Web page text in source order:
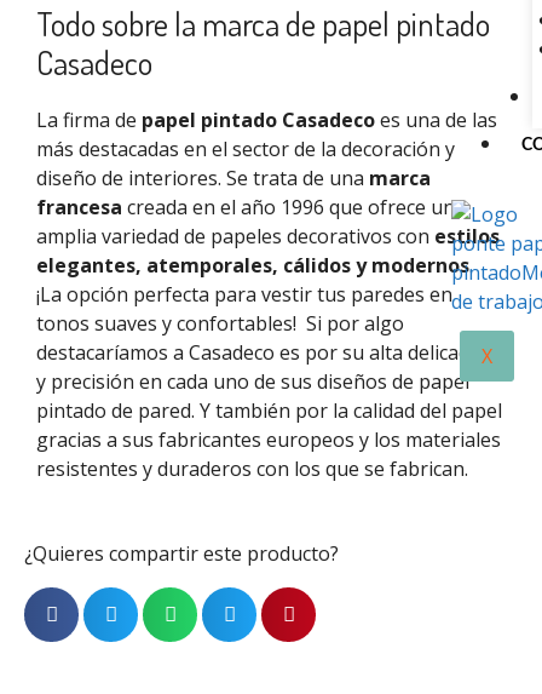
X
Todo sobre la marca de papel pintado
Casadeco
La firma de papel pintado Casadecoes una de las
más destacadas en el sector de la decoración y
diseño de interiores. Se trata de una marca
francesa creada en el año 1996 que ofrece una
amplia variedad de papeles decorativos con estilos
elegantes, atemporales, cálidos y modernos.
¡La opción perfecta para vestir tus paredes en
tonos suaves y confortables! Si por algo
destacaríamos a Casadeco es por su alta delicadeza
y precisión en cada uno de sus diseños de papel
pintado de pared. Ytambién por la calidad del papel
gracias a sus fabricantes europeos y los materiales
resistentes y duraderos con los que se fabrican.
¿Quieres compartir este producto?